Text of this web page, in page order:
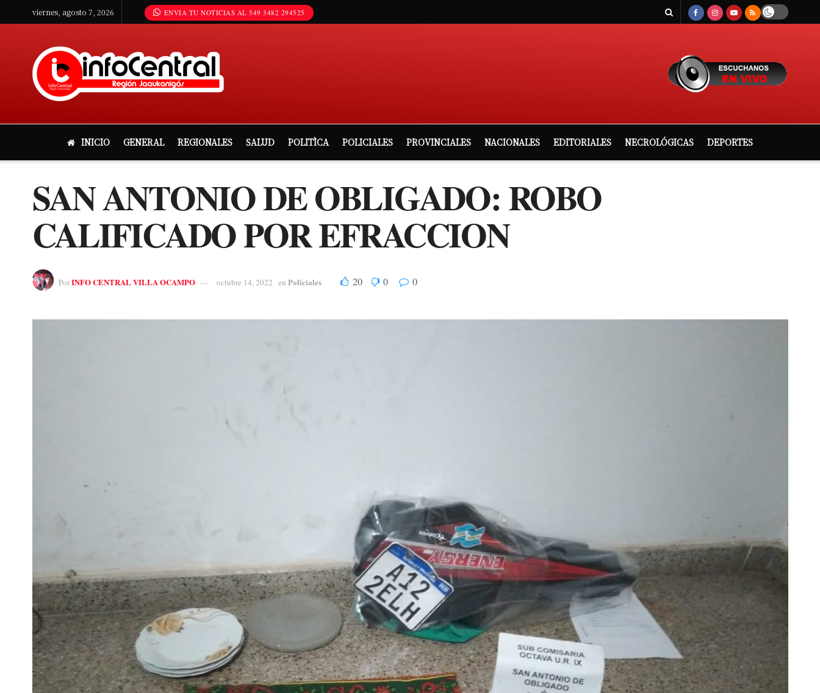
viernes, agosto 7, 2026 ENVIA TU NOTICIAS AL 549 3482 294525
INICIO GENERAL REGIONALES SALUD POLITÌCA POLICIALES PROVINCIALES NACIONALES EDITORIALES NECROLÓGICAS DEPORTES
SAN ANTONIO DE OBLIGADO: ROBO
CALIFICADO POR EFRACCION
PorINFO CENTRAL VILLA OCAMPO octubre 14, 2022 en Policiales 20 0 0